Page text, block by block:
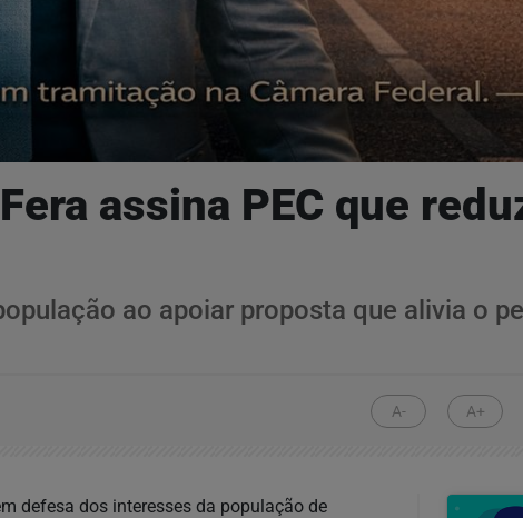
assina PEC que
ao apoiar proposta que alivia o
A- A+
defesa dos interesses da população de